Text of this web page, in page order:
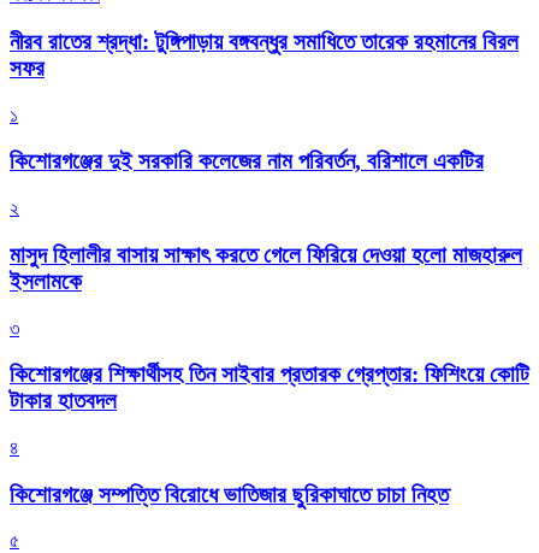
নীরব রাতের শ্রদ্ধা: টুঙ্গিপাড়ায় বঙ্গবন্ধুর সমাধিতে তারেক রহমানের বিরল
সফর
১
কিশোরগঞ্জের দুই সরকারি কলেজের নাম পরিবর্তন, বরিশালে একটির
২
মাসুদ হিলালীর বাসায় সাক্ষাৎ করতে গেলে ফিরিয়ে দেওয়া হলো মাজহারুল
ইসলামকে
৩
কিশোরগঞ্জের শিক্ষার্থীসহ তিন সাইবার প্রতারক গ্রেপ্তার: ফিশিংয়ে কোটি
টাকার হাতবদল
৪
কিশোরগঞ্জে সম্পত্তি বিরোধে ভাতিজার ছুরিকাঘাতে চাচা নিহত
৫